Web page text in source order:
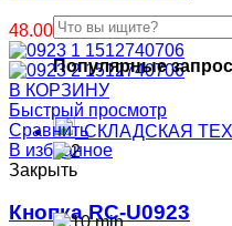
Популярные
СКЛАДСКАЯ
48.00 Р
В КОРЗИНУ
Быстрый просмотр
Сравнить
В избранное
Закрыть
Кнопка RC-U0923